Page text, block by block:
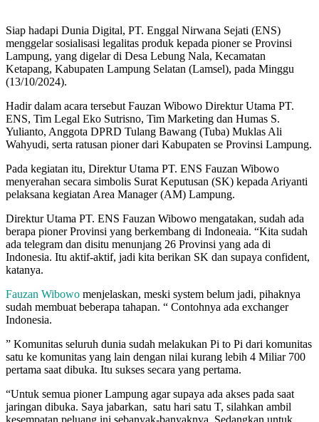
Siap hadapi Dunia Digital, PT. Enggal Nirwana Sejati (ENS)
menggelar sosialisasi legalitas produk kepada pioner se Provinsi
Lampung, yang digelar di Desa Lebung Nala, Kecamatan
Ketapang, Kabupaten Lampung Selatan (Lamsel), pada Minggu
(13/10/2024).
Hadir dalam acara tersebut Fauzan Wibowo Direktur Utama PT.
ENS, Tim Legal Eko Sutrisno, Tim Marketing dan Humas S.
Yulianto, Anggota DPRD Tulang Bawang (Tuba) Muklas Ali
Wahyudi, serta ratusan pioner dari Kabupaten se Provinsi Lampung.
Pada kegiatan itu, Direktur Utama PT. ENS Fauzan Wibowo
menyerahan secara simbolis Surat Keputusan (SK) kepada Ariyanti
pelaksana kegiatan Area Manager (AM) Lampung.
Direktur Utama PT. ENS Fauzan Wibowo mengatakan, sudah ada
berapa pioner Provinsi yang berkembang di Indoneaia. “Kita sudah
ada telegram dan disitu menunjang 26 Provinsi yang ada di
Indonesia. Itu aktif-aktif, jadi kita berikan SK dan supaya confident,
katanya.
Fauzan Wibowo menjelaskan, meski system belum jadi, pihaknya
sudah membuat beberapa tahapan. “ Contohnya ada exchanger
Indonesia.
” Komunitas seluruh dunia sudah melakukan Pi to Pi dari komunitas
satu ke komunitas yang lain dengan nilai kurang lebih 4 Miliar 700
pertama saat dibuka. Itu sukses secara yang pertama.
“Untuk semua pioner Lampung agar supaya ada akses pada saat
jaringan dibuka. Saya jabarkan, satu hari satu T, silahkan ambil
kesempatan peluang ini sebanyak-banyaknya. Sedangkan untuk